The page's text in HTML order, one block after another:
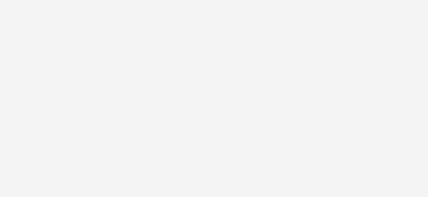
von Oswen beschreibt den Look der Kollektion als das Spiegelbild der
auf 4 nachhaltig gewonnenen Materialien auf. Kork, Crepe,
Tudor enstehen. Zur Einhaltung einer transparenten und nachhaltigen
Quellen.